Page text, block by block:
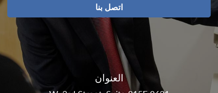
اتصل بنا
العنوان